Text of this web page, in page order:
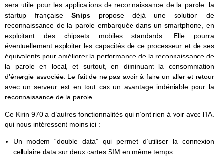
sera utile pour les applications de reconnaissance de la parole. la
startup française Snips propose déjà une solution de
reconnaissance de la parole embarquée dans un smartphone, en
exploitant des chipsets mobiles standards. Elle pourra
éventuellement exploiter les capacités de ce processeur et de ses
équivalents pour améliorer la performance de la reconnaissance de
la parole en local, et surtout, en diminuant la consommation
d’énergie associée. Le fait de ne pas avoir à faire un aller et retour
avec un serveur est en tout cas un avantage indéniable pour la
reconnaissance de la parole.
Ce Kirin 970 a d’autres fonctionnalités qui n’ont rien à voir avec l’IA,
qui nous intéressent moins ici :
Un modem “double data” qui permet d’utiliser la connexion
cellulaire data sur deux cartes SIM en même temps